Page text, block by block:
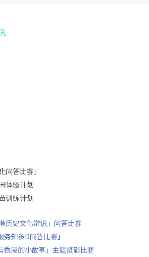
问答比赛」
体验计划
训练计划
历史文化常识」问答比赛
务知多D问答比赛」
香港的小故事」主题摄影比赛